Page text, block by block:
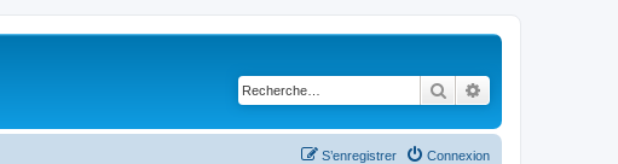
Rechercher
Connexion
S’enregistrer